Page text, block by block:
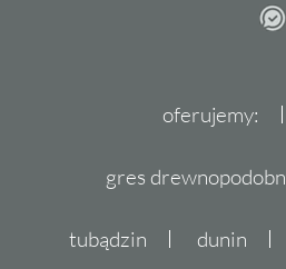
oferujemy:
gres
tubądzin dunin